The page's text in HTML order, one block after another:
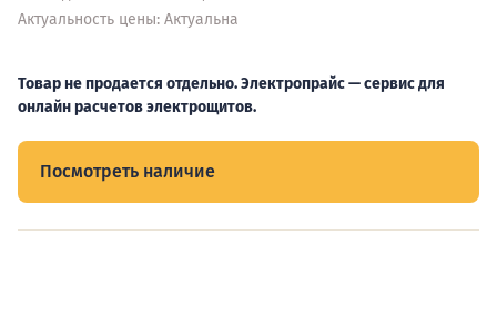
Актуальность цены: Актуальна
Товар не продается отдельно. Электропрайс — сервис для
онлайн расчетов электрощитов.
Посмотреть наличие